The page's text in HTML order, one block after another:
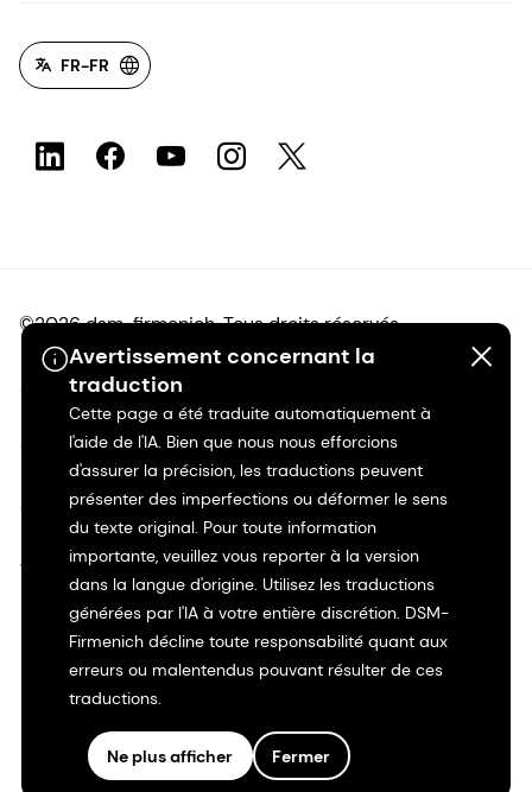
Avertissement concernant la
traduction
Cette page a été traduite automatiquement à
l'aide de l'IA. Bien que nous nous efforcions
d'assurer la précision, les traductions peuvent
présenter des imperfections ou déformer le sens
du texte original. Pour toute information
importante, veuillez vous reporter à la version
dans la langue d'origine. Utilisez les traductions
générées par l'IA à votre entière discrétion. DSM-
Firmenich décline toute responsabilité quant aux
erreurs ou malentendus pouvant résulter de ces
traductions.
Ne plus afficher Fermer
FR-FR
©2026 dsm-firmenich. Tous droits réservés.
Avis de confidentialité
Conditions d'utilisation
Conditions d'utilisation
Transparence en Californie
Déclaration d'accessibilité
Informations juridiques
Plan du site